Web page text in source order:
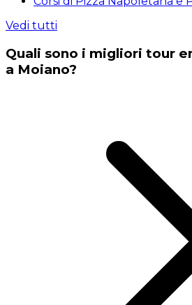
Vedi tutti
Quali sono i migliori tour
a Moiano?